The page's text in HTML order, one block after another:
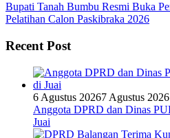
Bupati Tanah Bumbu Resmi Buka
Pelatihan Calon Paskibraka 2026
Recent Post
6 Agustus 20267 Agustus 2026
Anggota DPRD dan Dinas
Juai